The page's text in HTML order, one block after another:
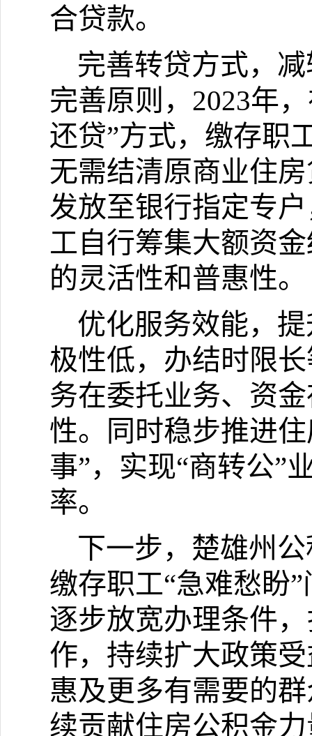
合贷款。
完善转贷方式，
完善原则， 2023年
还贷”方式，缴存职
无需结清原商业住
发放至银行指定专
工自行筹集大额资
的灵活性和普惠性。
优化服务效能，
极性低，办结时限
务在委托业务、资
性。同时稳步推进
事”，实现“商转公”
率。
下一步，楚雄州
缴存职工“急难愁盼”
逐步放宽办理条件
作，持续扩大政策
惠及更多有需要的
续贡献住房公积金